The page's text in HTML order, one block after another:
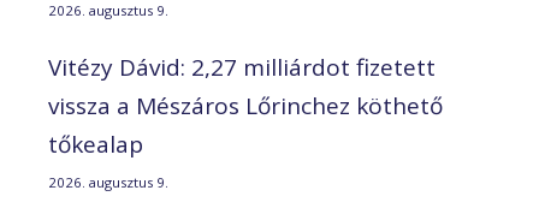
2026. augusztus 9.
Vitézy Dávid: 2,27 milliárdot fizetett
vissza a Mészáros Lőrinchez köthető
tőkealap
2026. augusztus 9.